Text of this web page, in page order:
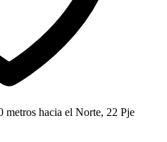
metros hacia el Norte, 22 Pje